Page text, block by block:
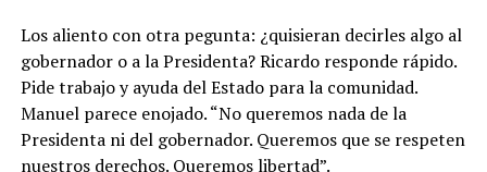
Los aliento con otra pegunta: ¿quisieran decirles algo al
gobernador o a la Presidenta? Ricardo responde rápido.
Pide trabajo y ayuda del Estado para la comunidad.
Manuel parece enojado. “No queremos nada de la
Presidenta ni del gobernador. Queremos que se respeten
nuestros derechos. Queremos libertad”.